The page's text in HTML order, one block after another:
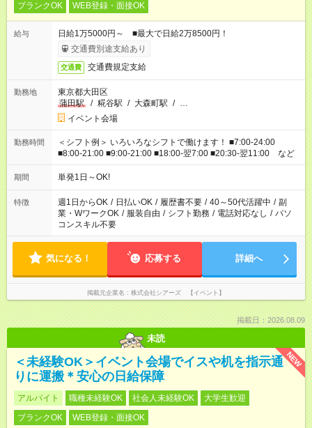
ブランクOK
WEB登録・面接OK
給与
日給1万5000円～ ■最大で日給2万8500円！
交通費別途支給あり
交通費 交通費規定支給
勤務地
東京都大田区
蒲田駅
/ 糀谷駅 / 大森町駅 / …
イベント会場
勤務時間
＜シフト例＞ いろいろなシフトで働けます！ ■7:00-24:00
■8:00-21:00 ■9:00-21:00 ■18:00-翌7:00 ■20:30-翌11:00 など
期間 単発1日～OK!
特徴 週1日からOK / 日払いOK / 履歴書不要 / 40～50代活躍中 / 副
業・WワークOK / 服装自由 / シフト勤務 / 電話対応なし / パソ
コンスキル不要
気になる！ 応募する 詳細へ
掲載元企業名 株式会社シアーズ 【イベント】
掲載日：2026.08.09
未読
NEW
＜未経験OK＞イベント会場でイスや机を指示通
りに運搬＊安心の日給保障
アルバイト 職種未経験OK 社会人未経験OK
大学生歓迎
ブランクOK
WEB登録・面接OK